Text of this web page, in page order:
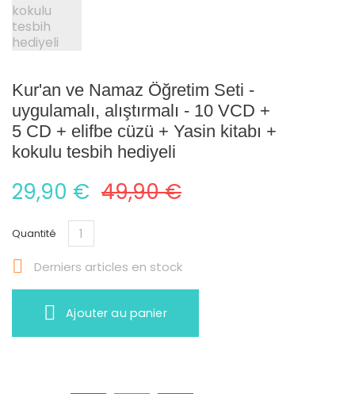
Kur'an ve Namaz Öğretim Seti -
uygulamalı, alıştırmalı - 10 VCD +
5 CD + elifbe cüzü + Yasin kitabı +
kokulu tesbih hediyeli
29,90 € 49,90 €
Quantité
 Derniers articles en stock
Ajouter au panier